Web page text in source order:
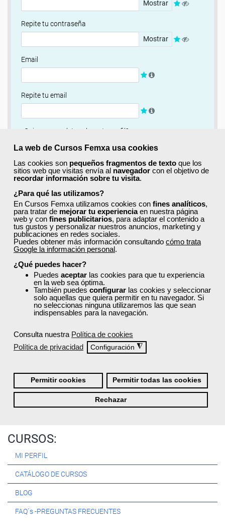
La web de Cursos Femxa usa cookies
Las cookies son pequeños fragmentos de texto que los
sitios web que visitas envía al navegador con el objetivo de
recordar información sobre tu visita.
¿Para qué las utilizamos?
En Cursos Femxa utilizamos cookies con fines analíticos,
para tratar de mejorar tu experienciaen nuestra página
web y con fines publicitarios, para adaptar el contenido a
tus gustos y personalizar nuestros anuncios, marketing y
publicaciones en redes sociales.
Puedes obtener más información consultando cómo trata
Google la información personal.
¿Qué puedes hacer?
Puedes aceptar las cookies para que tu experiencia
en la web sea óptima.
También puedes configurar las cookies y seleccionar
solo aquellas que quiera permitir en tu navegador. Si
no seleccionas ninguna utilizaremos las que sean
indispensables para la navegación.
Consulta nuestra Política de cookies
Política de privacidad
Configuración ◮
Permitir cookies Permitir todas las cookies
Rechazar
Mostrar
Repite tu contraseña
Mostrar
Email
Repite tu email
¿Quieres completar ahora tu perfil?
Si
No, completaré mi perfil más adelante
Newsletter
Si, quiero recibir información sobre cursos, ofertas
exclusivas y recursos para el aprendizaje.
Términos y condiciones
He leído y acepto la Política de Privacidad
Registrarse
Quiénes Somos:
Especialistas en consultoría y formación para el empleo
Nuestro objetivo diario es, única y exclusivamente, ayudarte a
conseguir tus metas profesionales ofreciéndote los mejores
CURSOS:
MI PERFIL
CATÁLOGO DE CURSOS
BLOG
FAQ´s -PREGUNTAS FRECUENTES